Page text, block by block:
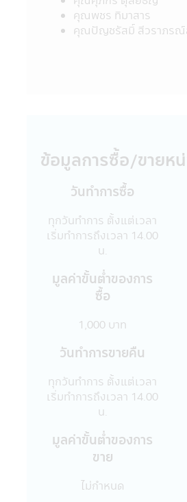
ก.ล.ต. และสำนักงานคณะกรร
รับรองถึงความถูกต้องของข้อ
ชวน และมิได้ประกันราคาหน่ว
14. ข้อความทั้งหมดที่ปรากฏ
แอปพลิเคชันผ่านโทรศัพท์มือถื
ได้จัดทำเพื่อเผยแพร่ข้อมูลให้
ต้องของข้อมูล แต่อย่างไรก็ตา
สามารถรับประกันถึงความถูกต้
15. บริษัทจัดการขอสงวนสิทธิ์
ปรับปรุง หรือเปลี่ยนแปลงข้อมู
จำเป็นต้องแจ้งให้ทราบล่วงหน้า
บริษัทจัดการลงทุนในหลักทรัพ
ประกาศต่างๆ ที่สมาคมบริษัทจั
กำหนด และจะต้องเปิดเผยกา
ให้บริษัทจัดการทราบเพื่อที่บริษั
สามารถกำกับ และดูแลการซื้อ
ของพนักงานได้
17. บริษัทจัดการ และผู้บริหาร
ไม่รับผิดชอบต่อความเสียหาย
คุณพชร ทิมาสาร
คุณปัญชรัสมิ์ สีวราภรณ์
ข้อมูลการซื้อ/ขายห
วันทำการซื้อ
ทุกวันทำการ ตั้งแต่เวลา
เริ่มทำการถึงเวลา 14.00
น.
มูลค่าขั้นตํ่าของการ
ซื้อ
1,000 บาท
วันทำการขายคืน
ทุกวันทำการ ตั้งแต่เวลา
เริ่มทำการถึงเวลา 14.00
น.
มูลค่าขั้นตํ่าของการ
ขาย
ไม่กำหนด